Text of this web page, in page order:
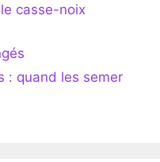
le casse-noix
: quand les semer